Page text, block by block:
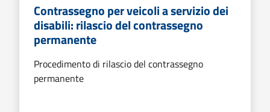
Contrassegno per veicoli a servizio dei
disabili: rilascio del contrassegno
permanente
Procedimento di rilascio del contrassegno
permanente